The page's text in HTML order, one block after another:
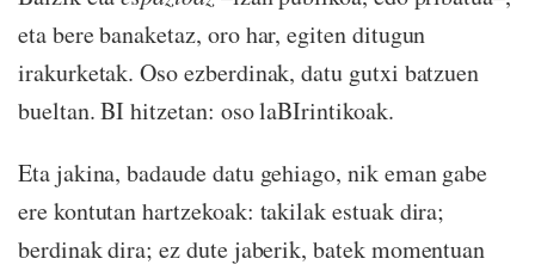
eta bere banaketaz, oro har, egiten ditugun
irakurketak. Oso ezberdinak, datu gutxi batzuen
bueltan. BI hitzetan: oso laBIrintikoak.
Eta jakina, badaude datu gehiago, nik eman gabe
ere kontutan hartzekoak: takilak estuak dira;
berdinak dira; ez dute jaberik, batek momentuan